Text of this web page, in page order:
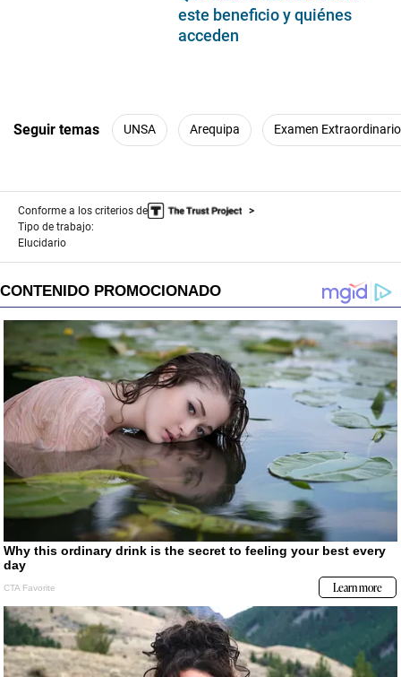
este beneficio y quiénes
acceden
Seguir temas UNSA Arequipa Examen
Conforme a los criterios de
Tipo de trabajo:
Elucidario